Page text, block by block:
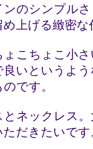
ンのシンプル
め上げる緻密
ょこちょこ小
良いというよ
です。
とネックレス
ただきたいで